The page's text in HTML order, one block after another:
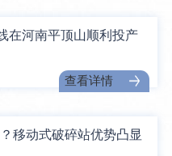
在河南平顶山顺利投产
查看详情
移动式破碎站优势凸显